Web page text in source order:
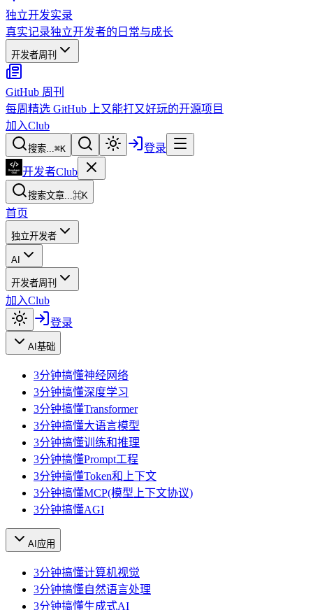
独立开发实录
真实记录独立开发者的日常与成长
开发者周刊
GitHub 周刊
每周精选 GitHub 上又能打又好玩的开源项目
加入Club
搜索...⌘K
登录
开发者Club
搜索文章...⌘K
首页
独立开发者
AI
开发者周刊
加入Club
登录
AI基础
3分钟搞懂神经网络
3分钟搞懂深度学习
3分钟搞懂Transformer
3分钟搞懂大语言模型
3分钟搞懂训练和推理
3分钟搞懂Prompt工程
3分钟搞懂Token和上下文
3分钟搞懂MCP(模型上下文协议)
3分钟搞懂AGI
AI应用
3分钟搞懂计算机视觉
3分钟搞懂自然语言处理
3分钟搞懂生成式AI